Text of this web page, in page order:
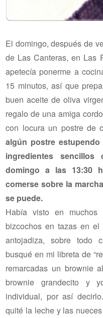
El domingo, después de
de Las Canteras, en Las
apetecía ponerme a
15 minutos, así que
buen aceite de oliva
regalo de una amiga
con locura un postre de
algún postre
ingredientes
domingo a las 13:30
comerse sobre la
se puede.
Había visto en
bizcochos en tazas en
antojadiza, sobre todo
busqué en mi libreta de
remarcadas un brownie
brownie grandecito y
individual, por así
quité la leche y las